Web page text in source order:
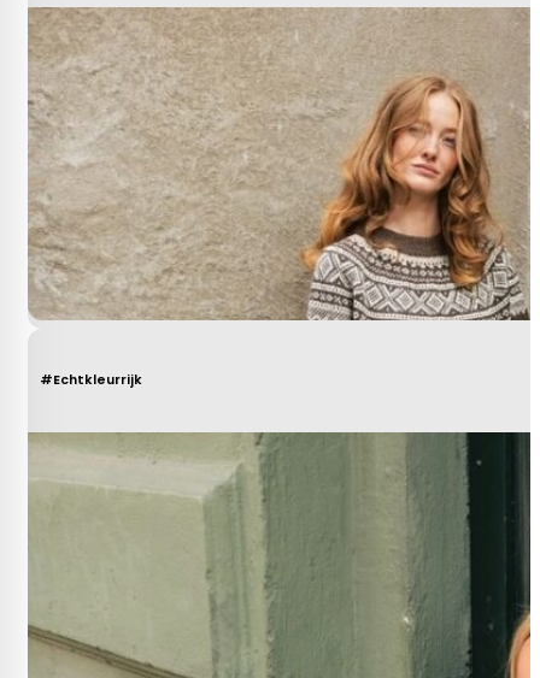
#Echtkleurrijk